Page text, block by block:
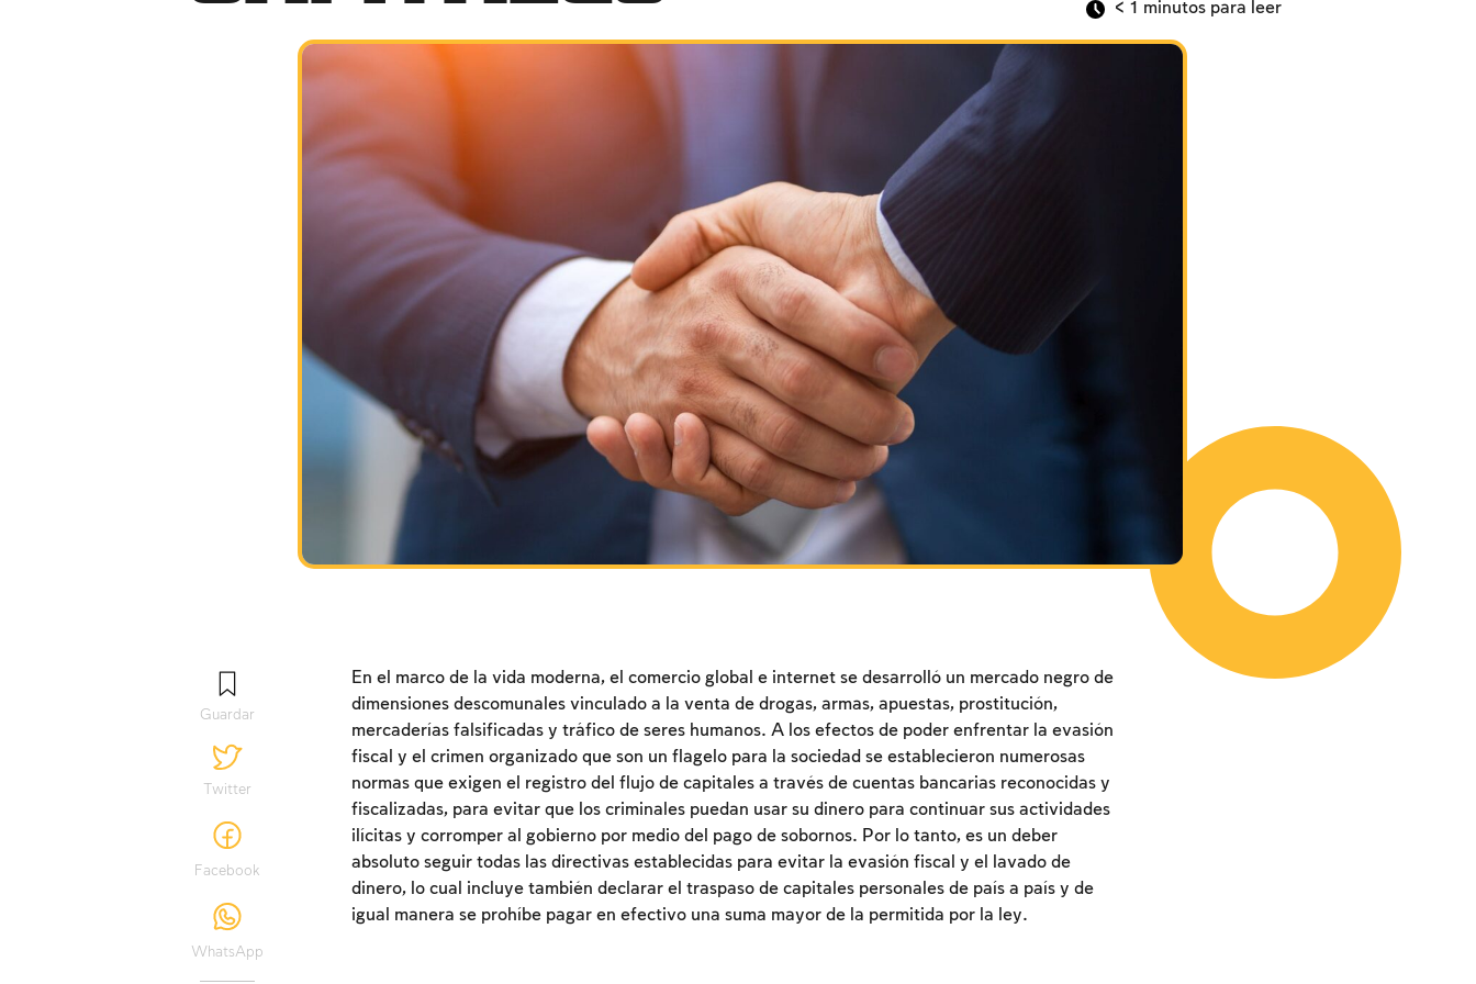
< 1 minutos para leer
Guardar
Twitter
Facebook
WhatsApp
En el marco de la vida moderna, el comercio global e internet se desarrolló un mercado negro de
dimensiones descomunales vinculado a la venta de drogas, armas, apuestas, prostitución,
mercaderías falsificadas y tráfico de seres humanos. A los efectos de poder enfrentar la evasión
fiscal y el crimen organizado que son un flagelo para la sociedad se establecieron numerosas
normas que exigen el registro del flujo de capitales a través de cuentas bancarias reconocidas y
fiscalizadas, para evitar que los criminales puedan usar su dinero para continuar sus actividades
ilícitas y corromper al gobierno por medio del pago de sobornos. Por lo tanto, es un deber
absoluto seguir todas las directivas establecidas para evitar la evasión fiscal y el lavado de
dinero, lo cual incluye también declarar el traspaso de capitales personales de país a país y de
igual manera se prohíbe pagar en efectivo una suma mayor de la permitida por la ley.